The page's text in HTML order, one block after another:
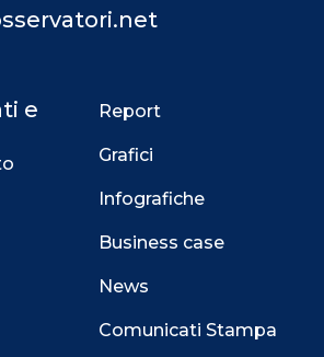
e
Report
Grafici
Infografiche
Business case
News
Comunicati Stampa